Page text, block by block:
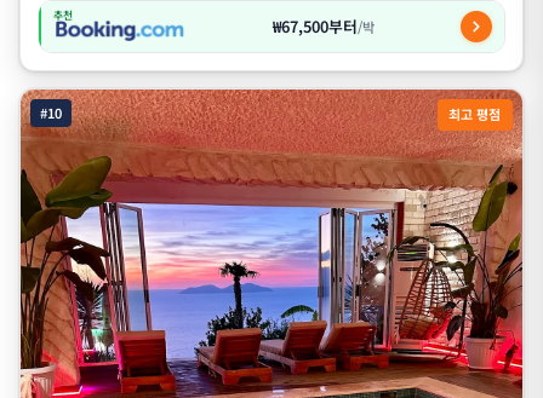
추천 ₩67,500부터/박
#10 최고 평점